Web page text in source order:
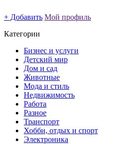
+ Добавить Мой профиль
Категории
Бизнес и услуги
Детский мир
Дом и сад
Животные
Мода и стиль
Недвижимость
Работа
Разное
Транспорт
Хобби, отдых и спорт
Электроника